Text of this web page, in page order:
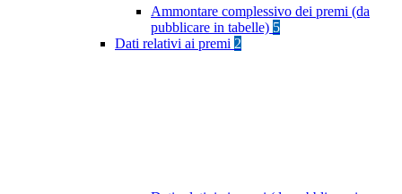
Ammontare complessivo dei premi (da
pubblicare in tabelle) 5
Dati relativi ai premi 2